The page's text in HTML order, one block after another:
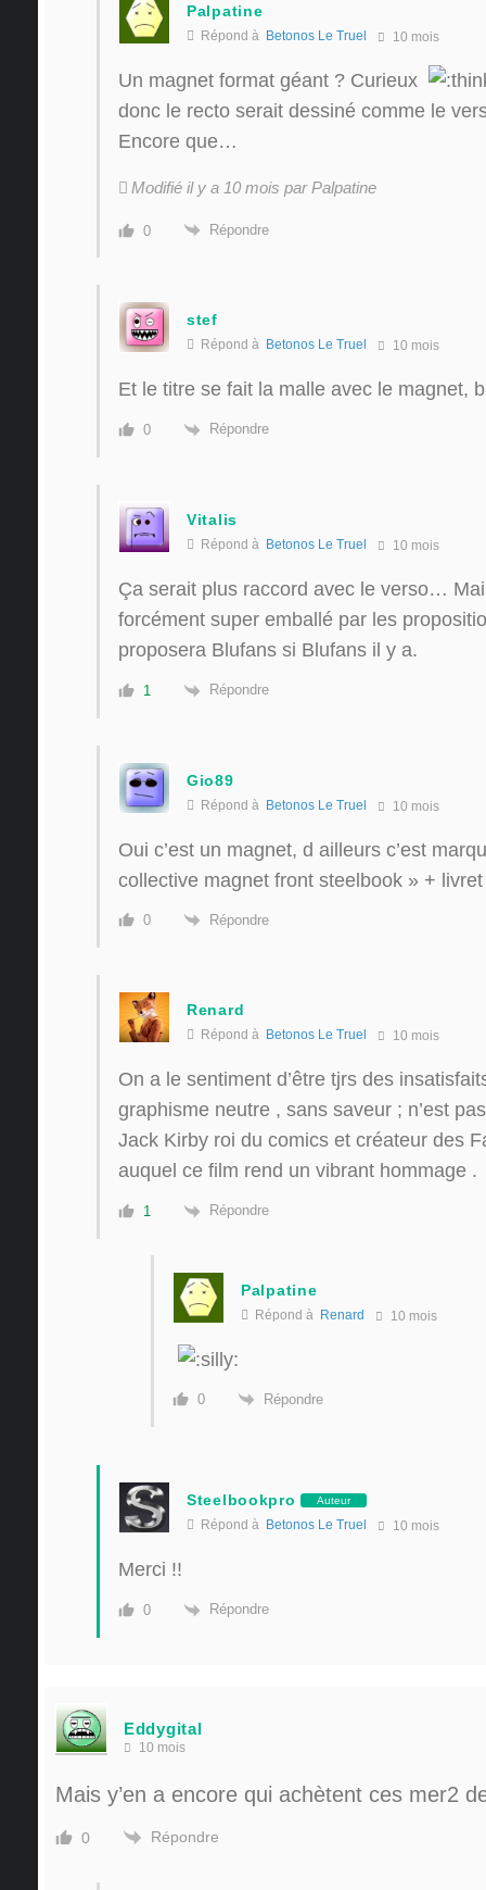
Palpatine
Répond à Betonos Le Truel 10 mois
Un magnet format géant ? Curieux
donc le recto serait dessiné comme le
Encore que…
Modifié il y a 10 mois par Palpatine
0 Répondre
stef
Répond à Betonos Le Truel 10 mois
Et le titre se fait la malle avec le magnet,
0 Répondre
Vitalis
Répond à Betonos Le Truel 10 mois
Ça serait plus raccord avec le verso…
forcément super emballé par les
proposera Blufans si Blufans il y a.
1 Répondre
Gio89
Répond à Betonos Le Truel 10 mois
Oui c’est un magnet, d ailleurs c’est
collective magnet front steelbook » +
0 Répondre
Renard
Répond à Betonos Le Truel 10 mois
On a le sentiment d’être tjrs des
graphisme neutre , sans saveur ; n’est
Jack Kirby roi du comics et créateur des
auquel ce film rend un vibrant hommage .
1 Répondre
Palpatine
Répond à Renard 10 mois
0 Répondre
Steelbookpro Auteur
Répond à Betonos Le Truel 10 mois
Merci !!
0 Répondre
Eddygital
10 mois
Mais y’en a encore qui achètent ces mer2
0 Répondre